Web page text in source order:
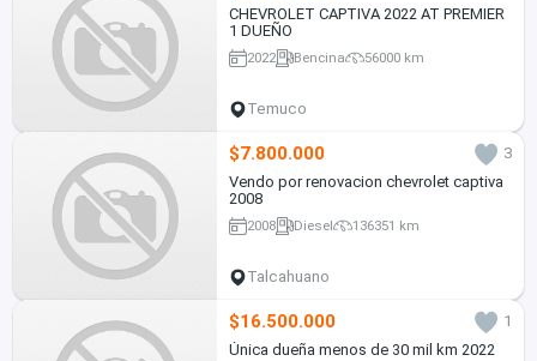
CHEVROLET CAPTIVA 2022 AT PREMIER
1 DUEÑO
2022 Bencina 56000 km
Temuco
$7.800.000
3
Vendo por renovacion chevrolet captiva
2008
2008 Diesel 136351 km
Talcahuano
$16.500.000
1
Única dueña menos de 30 mil km 2022